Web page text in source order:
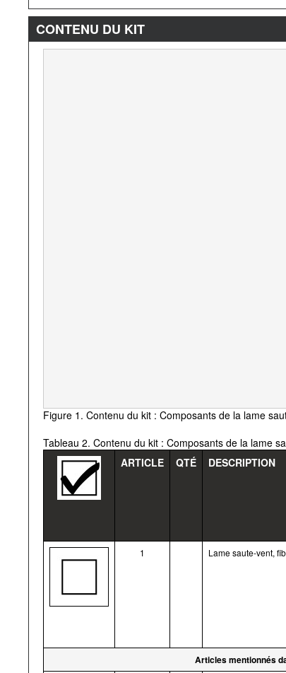
CONTENU DU KIT
Figure 1. Contenu du kit : Composants de la lame
Tableau 2. Contenu du kit : Composants de la lame
ARTICLE
QTÉ DESCRIPTION
1 Lame saute-vent,
Articles mentionnés